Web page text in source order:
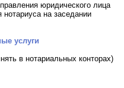
юридического лица
на заседании
услуги
в нотариальных конторах)